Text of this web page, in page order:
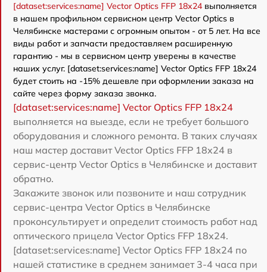
[dataset:services:name] Vector Optics FFP 18x24 выполняется
в нашем профильном сервисном центр Vector Optics в
Челябинске мастерами с огромным опытом - от 5 лет. На все
виды работ и запчасти предоставляем расширенную
гарантию - мы в сервисном центр уверены в качестве
наших услуг. [dataset:services:name] Vector Optics FFP 18x24
будет стоить на -15% дешевле при оформлении заказа на
сайте через форму заказа звонка.
[dataset:services:name] Vector Optics FFP 18x24
выполняется на выезде, если не требует большого
оборудования и сложного ремонта. В таких случаях
наш мастер доставит Vector Optics FFP 18x24 в
сервис-центр Vector Optics в Челябинске и доставит
обратно.
Закажите звонок или позвоните и наш сотрудник
сервис-центра Vector Optics в Челябинске
проконсультирует и определит стоимость работ над
оптического прицела Vector Optics FFP 18x24.
[dataset:services:name] Vector Optics FFP 18x24 по
нашей статистике в среднем занимает 3-4 часа при